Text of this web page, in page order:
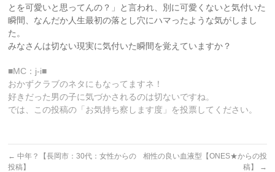
とを可愛いと思ってんの？」と言われ、別に可愛くないと気付いた
瞬間、なんだか人生最初の落とし穴にハマったような気がしまし
た。
みなさんは切ない現実に気付いた瞬間を覚えていますか？
■MC：j-i■
おかずクラブのネタにもなってますネ！
好きだった男の子に気づかされるのは切ないですね。
では、この投稿の「お気持ち察します度」を投票してください。
← 中年？【長岡市：30代：女性からの
投稿】
相性の良い血液型【ONES★からの投
稿】
→